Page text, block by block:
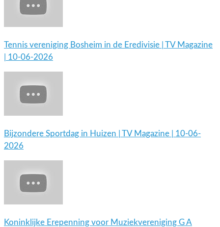
Tennis vereniging Bosheim in de Eredivisie | TV Magazine
| 10-06-2026
Bijzondere Sportdag in Huizen | TV Magazine | 10-06-
2026
Koninklijke Erepenning voor Muziekvereniging G A